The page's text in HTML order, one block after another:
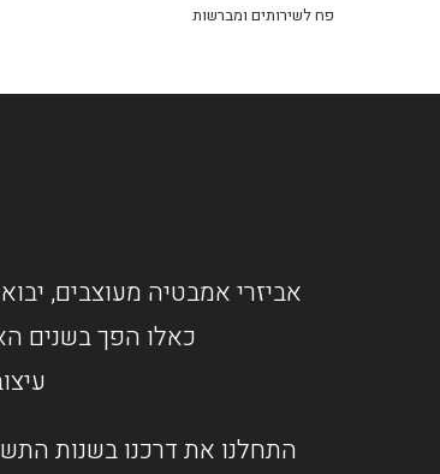
פח לשירותים ומברשות
אביזרי אמבטיה מעוצבים,
כאלו הפך בשנים
התחלנו את דרכנו בשנות